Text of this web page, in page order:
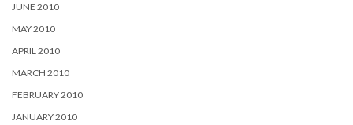
JUNE 2010
MAY 2010
APRIL 2010
MARCH 2010
FEBRUARY 2010
JANUARY 2010